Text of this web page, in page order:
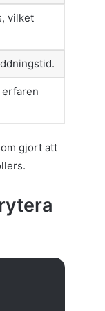
vilket
gjort att